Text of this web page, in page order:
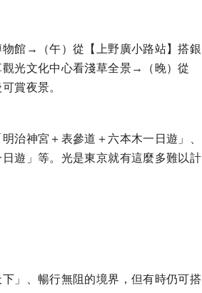
物館→（午）從【上野廣小路站】搭銀
光文化中心看淺草全景→（晚）從
賞夜景。
治神宮＋表參道＋六本木一日遊」、
遊」等。 光是東京就有這麼多難以計
」、暢行無阻的境界，但有時仍可搭